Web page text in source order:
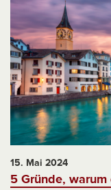
15. Mai 2024
5 Gründe,